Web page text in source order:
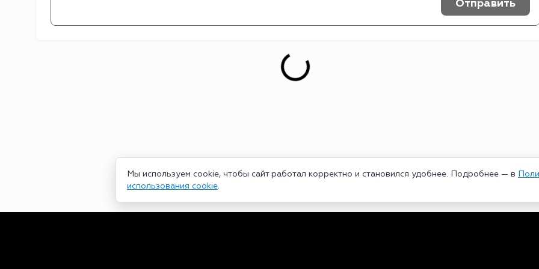
Мы используем cookie, чтобы сайт работал корректно и становился удобнее. Подробнее — в
использования cookie.
Отправить